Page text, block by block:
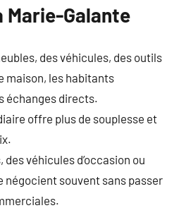
Galante
des véhicules, des outils
maison, les habitants
échanges directs.
offre plus de souplesse et
véhicules d’occasion ou
négocient souvent sans passer